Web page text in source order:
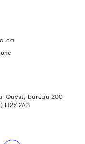
Ouest, bureau 200
H2Y 2A3